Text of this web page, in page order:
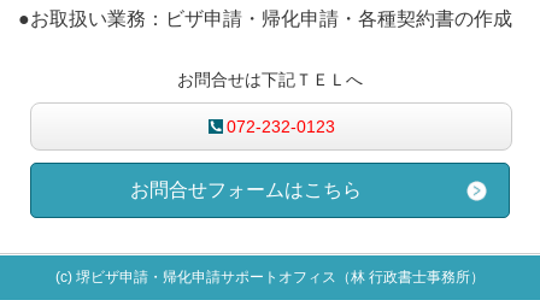
●お取扱い業務：ビザ申請・帰化申請・各種契約書の作成
お問合せは下記ＴＥＬへ
072-232-0123
お問合せフォームはこちら
(c) 堺ビザ申請・帰化申請サポートオフィス（林 行政書士事務所）